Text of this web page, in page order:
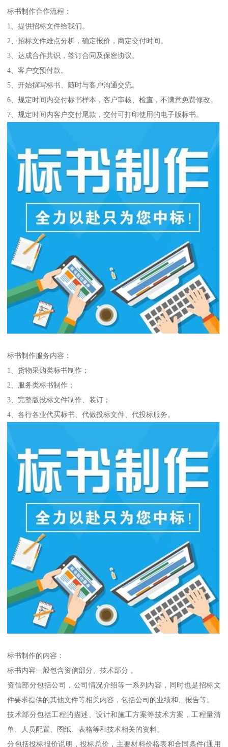
标书制作合作流程：
1、提供招标文件给我们。
2、招标文件难点分析，确定报价，商定交付时间。
3、达成合作共识，签订合同及保密协议。
4、客户交预付款。
5、开始撰写标书、随时与客户沟通交流。
6、规定时间内交付标书样本，客户审核、检查，不满意免费修改。
7、规定时间内客户交付尾款，交付可打印使用的电子版标书。
标书制作服务内容：
1、货物采购类标书制作；
2、服务类标书制作；
3、完整版投标文件制作、装订；
4、各行各业代买标书、代做投标文件、代投标服务。
标书制作的内容：
标书内容一般包含资信部分、技术部分 。
资信部分包括公司，公司情况介绍等一系列内容，同时也是招标文
件要求提供的其他文件等相关内容，包括公司的业绩和、报告等。
技术部分包括工程的描述、设计和施工方案等技术方案，工程量清
单、人员配置、图纸、表格等和技术相关的资料。
分包括投标报价说明，投标总价，主要材料价格表和合同条件(通用